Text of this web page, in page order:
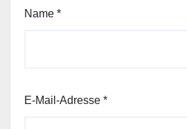
Name *
E-Mail-Adresse *